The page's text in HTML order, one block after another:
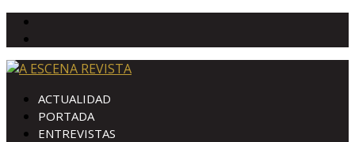
ACTUALIDAD
PORTADA
ENTREVISTAS